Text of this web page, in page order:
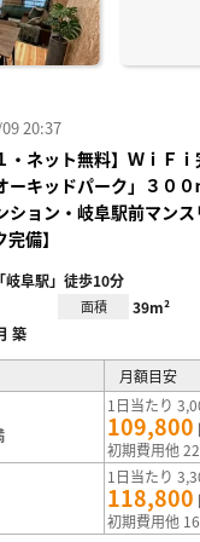
20:37
・ネット無料】ＷｉＦ
ーキッドパーク」３０
ション・岐阜駅前マン
備】
岐阜駅」徒歩10分
面積 39m²
築
月額目安
1日当たり
109,800
初期費用他
1日当たり
118,800
初期費用他